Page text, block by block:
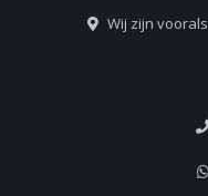
Wij zijn